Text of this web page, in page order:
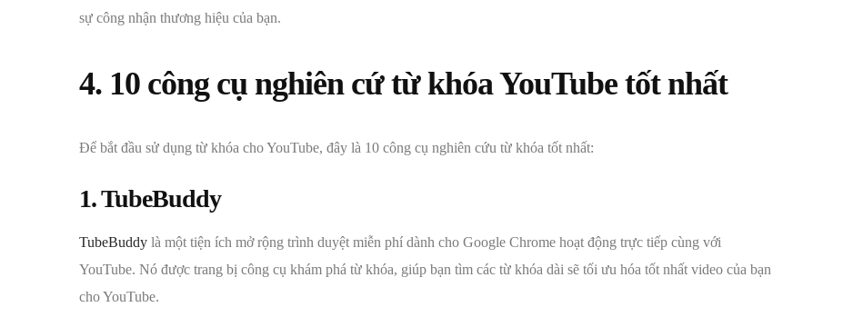
sự công nhận thương hiệu của bạn.
4. 10 công cụ nghiên cứ từ khóaYouTube tốt nhất
Để bắt đầu sử dụng từ khóa cho YouTube, đây là 10 công cụ nghiên cứu từ khóa tốt nhất:
1. TubeBuddy
TubeBuddy là một tiện ích mở rộng trình duyệt miễn phí dành cho Google Chrome hoạt động trực tiếp cùng với
YouTube. Nó được trang bị công cụ khám phá từ khóa, giúp bạn tìm các từ khóa dài sẽ tối ưu hóa tốt nhất video của bạn
cho YouTube.